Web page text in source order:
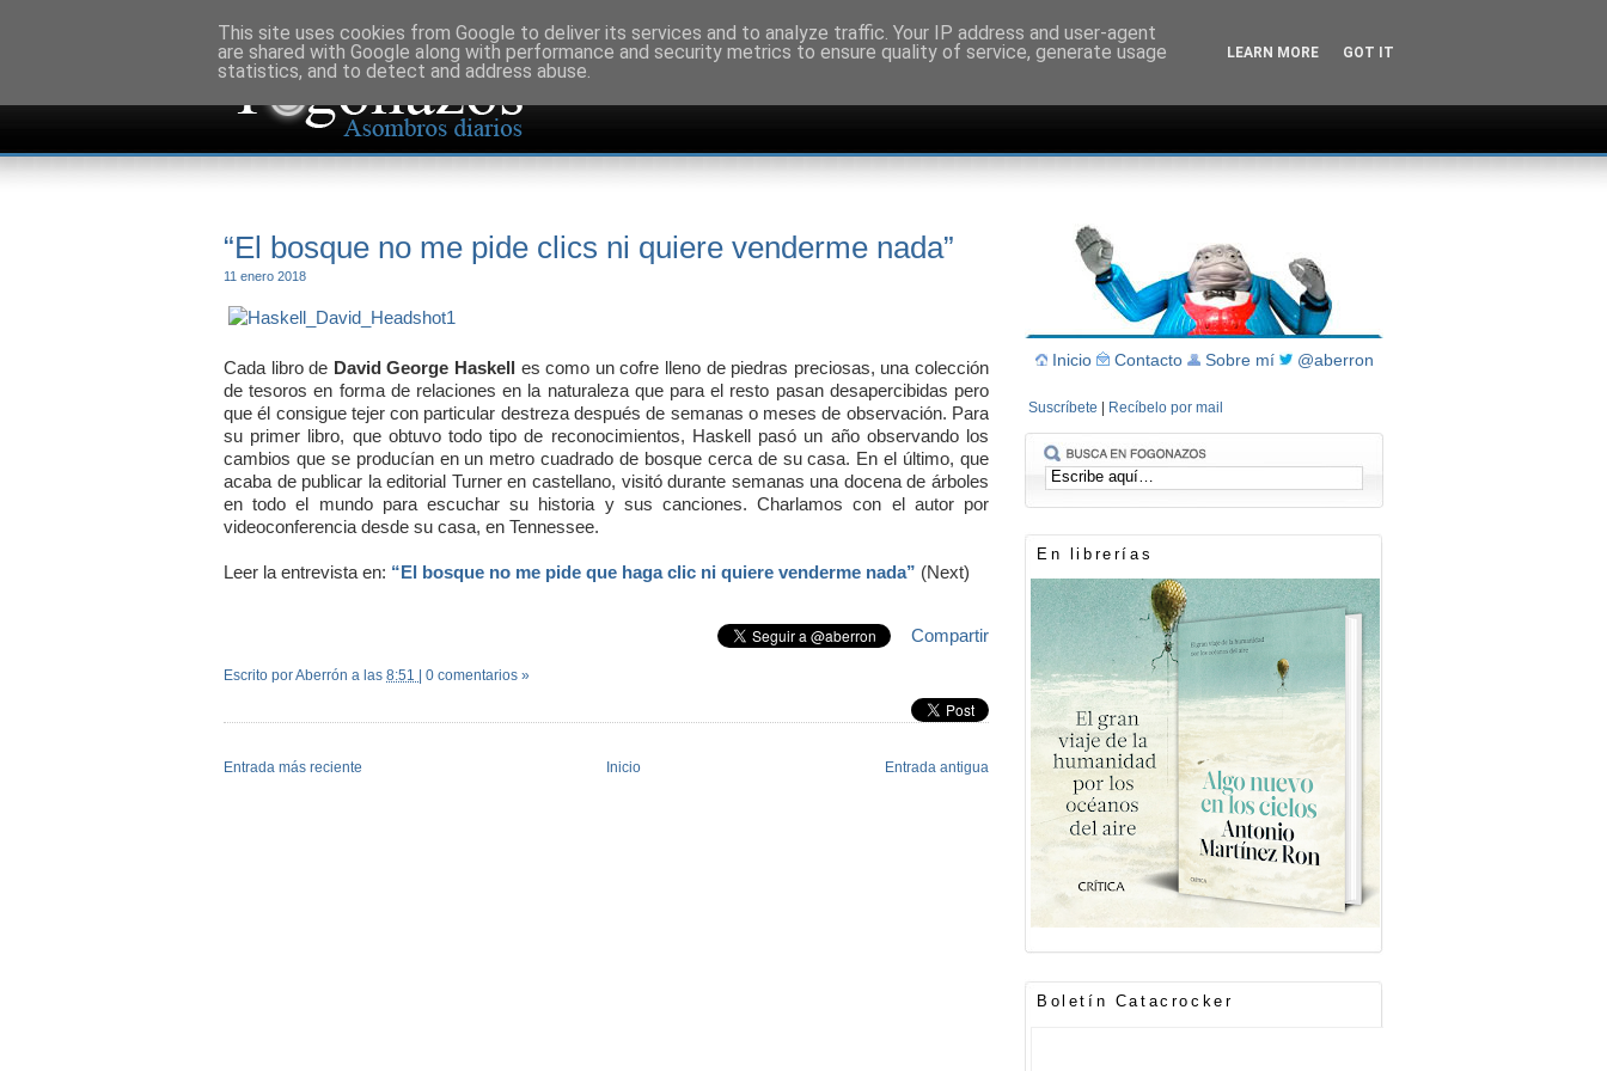
“El bosque no me pide clics ni quiere venderme nada”
11 enero 2018
Cada libro de David George Haskell es como un cofre lleno de piedras preciosas, una colección
de tesoros en forma de relaciones en la naturaleza que para el resto pasan desapercibidas pero
que él consigue tejer con particular destreza después de semanas o meses de observación. Para
su primer libro, que obtuvo todo tipo de reconocimientos, Haskell pasó un año observando los
cambios que se producían en un metro cuadrado de bosque cerca de su casa. En el último, que
acaba de publicar la editorial Turner en castellano, visitó durante semanas una docena de árboles
en todo el mundo para escuchar su historia y sus canciones. Charlamos con el autor por
videoconferencia desde su casa, en Tennessee.
Leer la entrevista en: “El bosque no me pide que haga clic ni quiere venderme nada” (Next)
Compartir
Escrito por Aberrón a las 8:51 | 0 comentarios »
Entrada más reciente Entrada antigua
Inicio
Inicio Contacto Sobre mí @aberron
Suscríbete Recíbelo por mail
En librerías
Boletín Catacrocker
This site uses cookies from Google to deliver its services and to analyze traffic. Your IP address and user-agent
are shared with Google along with performance and security metrics to ensure quality of service, generate usage
statistics, and to detect and address abuse.
LEARN MORE GOT IT